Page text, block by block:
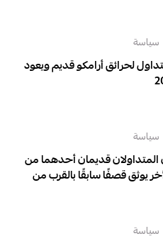
سياسة
لحرائق أرامكو قديم ويعود
سياسة
المتداولان قديمان أحدهما من
يوثق قصفًا سابقًا بالقرب من
سياسة